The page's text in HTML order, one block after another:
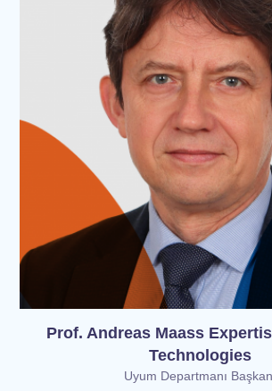
Prof. Andreas Maass
Technologies
Uyum Departmanı